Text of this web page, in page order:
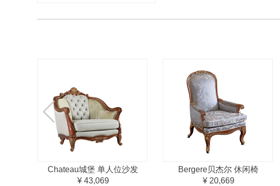
Chateau城堡 单人位沙发
¥ 43,069
Bergere贝杰尔 休闲椅
¥ 20,669